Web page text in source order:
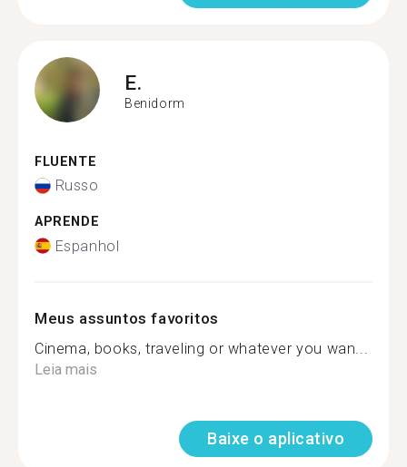
E.
Benidorm
FLUENTE
Russo
APRENDE
Espanhol
Meus assuntos favoritos
Cinema, books, traveling or whatever you wan...
Leia mais
Baixe o aplicativo